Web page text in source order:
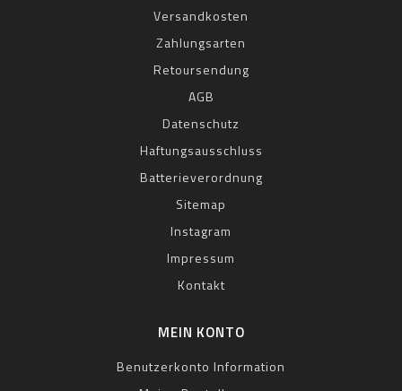
Versandkosten
Zahlungsarten
Retoursendung
AGB
Datenschutz
Haftungsausschluss
Batterieverordnung
Sitemap
Instagram
Impressum
Kontakt
MEIN KONTO
Benutzerkonto Information